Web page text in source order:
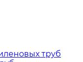
труб